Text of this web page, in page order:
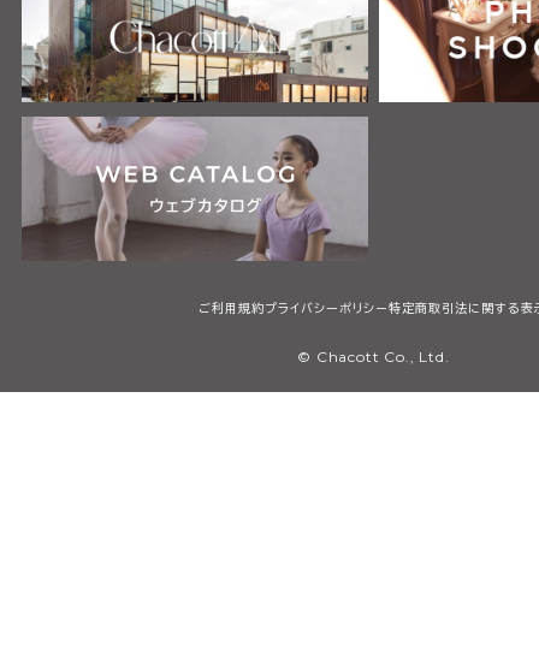
ご利用規約プライバシーポリシー特定商取引法に関する表
© Chacott Co., Ltd.